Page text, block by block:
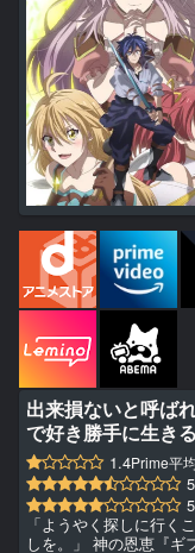
出来損ないと呼ば
で好き勝手に生き
1.4Prime平
「ようやく探しに行く
しを。」 神の恩恵『ギ